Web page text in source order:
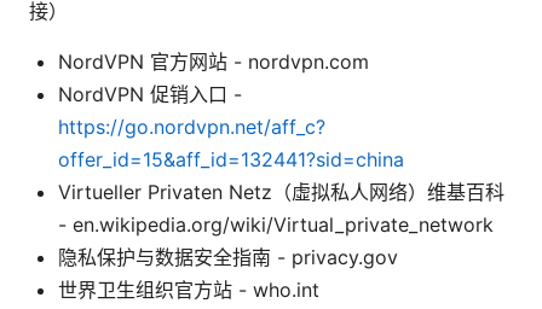
接）
NordVPN 官方网站 - nordvpn.com
NordVPN 促销入口 -
https://go.nordvpn.net/aff_c?
offer_id=15&aff_id=132441?sid=china
Virtueller Privaten Netz（虛拟私人网络）维基百科
- en.wikipedia.org/wiki/Virtual_private_network
隐私保护与数据安全指南 - privacy.gov
世界卫生组织官方站 - who.int